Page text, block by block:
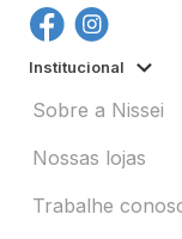
Institucional
Sobre a Nissei
Nossas lojas
Trabalhe